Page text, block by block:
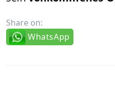
Share on:
WhatsApp